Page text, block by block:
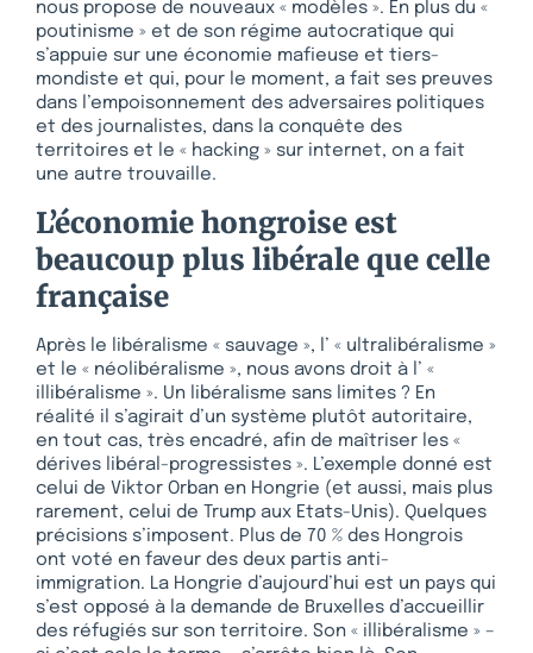
nous propose de nouveaux « modèles ». En plus du «
poutinisme » et de son régime autocratique qui
s’appuie sur une économie mafieuse et tiers-
mondiste et qui, pour le moment, a fait ses preuves
dans l’empoisonnement des adversaires politiques
et des journalistes, dans la conquête des
territoires et le « hacking » sur internet, on a fait
une autre trouvaille.
L’économie hongroise est
beaucoup plus libérale que celle
française
Après le libéralisme « sauvage », l’ « ultralibéralisme »
et le « néolibéralisme », nous avons droit à l’ «
illibéralisme ». Un libéralisme sans limites ? En
réalité il s’agirait d’un système plutôt autoritaire,
en tout cas, très encadré, afin de maîtriser les «
dérives libéral-progressistes ». L’exemple donné est
celui de Viktor Orban en Hongrie (et aussi, mais plus
rarement, celui de Trump aux Etats-Unis). Quelques
précisions s’imposent. Plus de 70 % des Hongrois
ont voté en faveur des deux partis anti-
immigration. La Hongrie d’aujourd’hui est un pays qui
s’est opposé à la demande de Bruxelles d’accueillir
des réfugiés sur son territoire. Son « illibéralisme » –